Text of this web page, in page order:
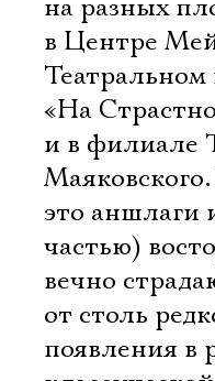
на разных
в Центре
Театральном
«На
и в филиале
это аншлаги
частью)
вечно
от столь
появления в